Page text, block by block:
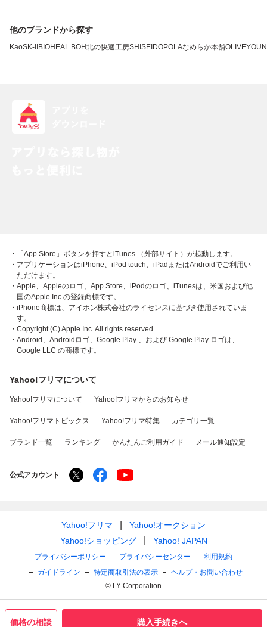
価格の相談 購入手続きへ
他のブランドから探す
KaoSK-II BIOHEAL BOH北の快適工房SHISEIDOPOLAなめらか本舗
・「App Store」ボタンを押すとiTunes （外部サイト）が起動します。
・アプリケーションはiPhone、iPod touch、iPadまたはAndroidでご利用い
ただけます。
・Apple、Appleのロゴ、App Store、iPodのロゴ、iTunesは、米国および他
国のApple Inc.の登録商標です。
・iPhone商標は、アイホン株式会社のライセンスに基づき使用されていま
す。
・Copyright (C) Apple Inc. All rights reserved.
・Android、Androidロゴ、Google Play 、および Google Play ロゴは、
Google LLC の商標です。
Yahoo!フリマについて
Yahoo!フリマについて Yahoo!フリマからのお知らせ
Yahoo!フリマトピックス Yahoo!フリマ特集 カテゴリ一覧
ブランド一覧 ランキング かんたんご利用ガイド メール通知設定
公式アカウント
Yahoo!フリマ
Yahoo!オークション
Yahoo!ショッピング
Yahoo! JAPAN
プライバシーポリシー プライバシーセンター
利用規約
ガイドライン
特定商取引法の表示
ヘルプ・お問い合わせ
© LY Corporation